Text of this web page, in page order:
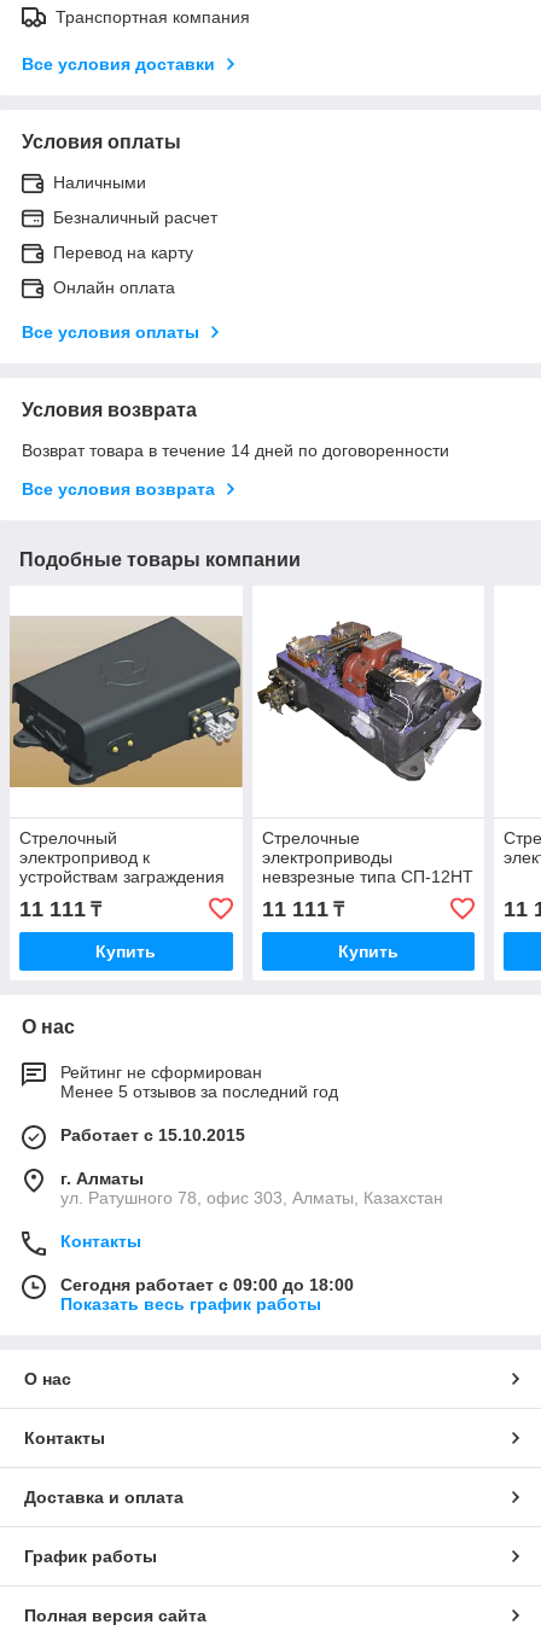
Транспортная компания
Все условия доставки
Условия оплаты
Наличными
Безналичный расчет
Перевод на карту
Онлайн оплата
Все условия оплаты
Условия возврата
Возврат товара в течение 14 дней по договоренности
Все условия возврата
Подобные товары компании
Стрелочный
электропривод к
устройствам заграждения
переездным ЭП‑УЗП
11 111 ₸
Купить
Стрелочные
электроприводы
невзрезные типа СП-12НТ
и СП-12КТ
11 111₸
Купить
11
О нас
Рейтинг не сформирован
Менее 5 отзывов за последний год
Работает с 15.10.2015
г. Алматы
ул. Ратушного 78, офис 303, Алматы, Казахстан
Контакты
Сегодня работает с 09:00 до 18:00
Показать весь график работы
О нас
Контакты
Доставка и оплата
График работы
Полная версия сайта